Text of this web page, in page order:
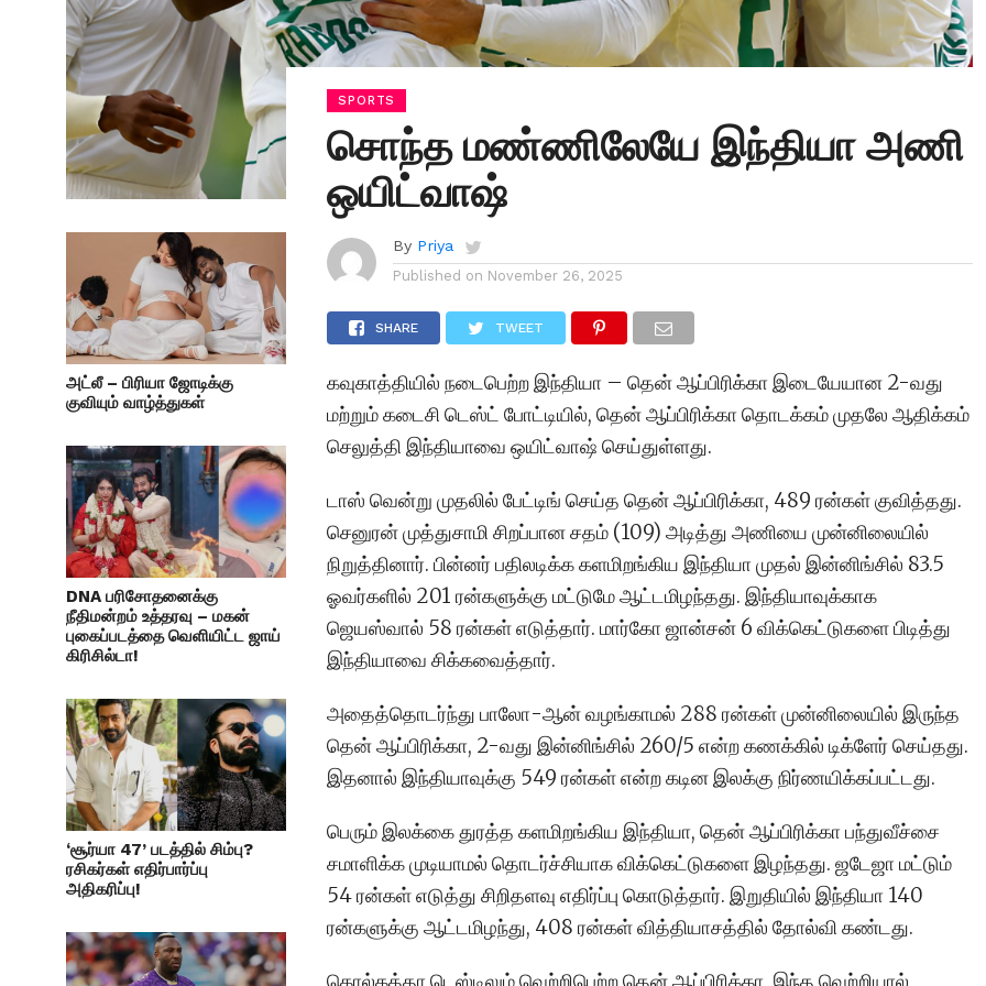
அட்லீ – பிரியா ஜோடிக்கு
குவியும் வாழ்த்துகள்
DNA பரிசோதனைக்கு
நீதிமன்றம் உத்தரவு – மகன்
புகைப்படத்தை வெளியிட்ட ஜாய்
கிரிசில்டா!
‘சூர்யா 47’ படத்தில் சிம்பு?
ரசிகர்கள் எதிர்பார்ப்பு
அதிகரிப்பு!
SPORTS
சொந்த மண்ணிலேயே இந்தியா அணி
ஒயிட்வாஷ்
By Priya
Published on November 26, 2025
SHARE TWEET
கவுகாத்தியில் நடைபெற்ற இந்தியா – தென் ஆப்பிரிக்கா இடையேயான 2-வது
மற்றும் கடைசி டெஸ்ட் போட்டியில், தென் ஆப்பிரிக்கா தொடக்கம் முதலே ஆதிக்கம்
செலுத்தி இந்தியாவை ஒயிட்வாஷ் செய்துள்ளது.
டாஸ் வென்று முதலில் பேட்டிங் செய்த தென் ஆப்பிரிக்கா, 489 ரன்கள் குவித்தது.
செனுரன் முத்துசாமி சிறப்பான சதம் (109) அடித்து அணியை முன்னிலையில்
நிறுத்தினார். பின்னர் பதிலடிக்க களமிறங்கிய இந்தியா முதல் இன்னிங்சில் 83.5
ஓவர்களில் 201 ரன்களுக்கு மட்டுமே ஆட்டமிழந்தது. இந்தியாவுக்காக
ஜெயஸ்வால் 58 ரன்கள் எடுத்தார். மார்கோ ஜான்சன் 6 விக்கெட்டுகளை பிடித்து
இந்தியாவை சிக்கவைத்தார்.
அதைத்தொடர்ந்து பாலோ-ஆன் வழங்காமல் 288 ரன்கள் முன்னிலையில் இருந்த
தென் ஆப்பிரிக்கா, 2-வது இன்னிங்சில் 260/5 என்ற கணக்கில் டிக்ளேர் செய்தது.
இதனால் இந்தியாவுக்கு 549 ரன்கள் என்ற கடின இலக்கு நிர்ணயிக்கப்பட்டது.
பெரும் இலக்கை துரத்த களமிறங்கிய இந்தியா, தென் ஆப்பிரிக்கா பந்துவீச்சை
சமாளிக்க முடியாமல் தொடர்ச்சியாக விக்கெட்டுகளை இழந்தது. ஜடேஜா மட்டும்
54 ரன்கள் எடுத்து சிறிதளவு எதிர்ப்பு கொடுத்தார். இறுதியில் இந்தியா 140
ரன்களுக்கு ஆட்டமிழந்து, 408 ரன்கள் வித்தியாசத்தில் தோல்வி கண்டது.